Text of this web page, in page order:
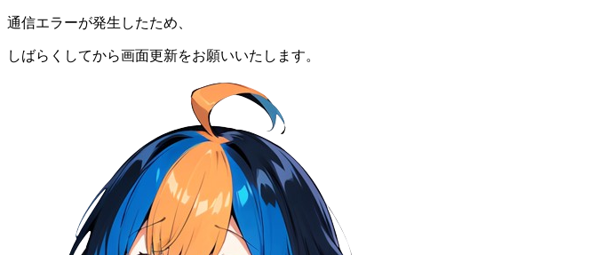
通信エラーが発生したため、
しばらくしてから画面更新をお願いいたします。